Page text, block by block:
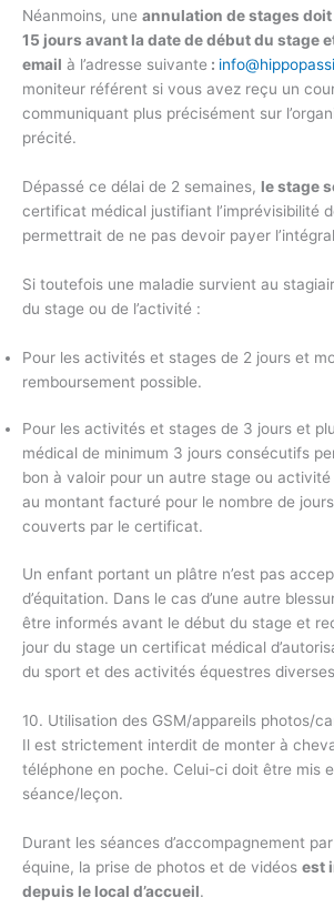
Néanmoins, une annulation de stages
15 jours avant la date de début du stage
email à l’adresse suivante :
moniteur référent si vous avez reçu un
communiquant plus précisément sur
précité.
Dépassé ce délai de 2 semaines, le stage
certificat médical justifiant l’imprévisibilité
permettrait de ne pas devoir payer
Si toutefois une maladie survient au
du stage ou de l’activité :
Pour les activités et stages de 2 jours et
remboursement possible.
Pour les activités et stages de 3 jours et
médical de minimum 3 jours consécutifs
bon à valoir pour un autre stage ou activité
au montant facturé pour le nombre de jours
couverts par le certificat.
Un enfant portant un plâtre n’est pas
d’équitation. Dans le cas d’une autre
être informés avant le début du stage et
jour du stage un certificat médical
du sport et des activités équestres
10. Utilisation des GSM/appareils photos/
Il est strictement interdit de monter à
téléphone en poche. Celui-ci doit être mis
séance/leçon.
Durant les séances d’accompagnement
équine, la prise de photos et de vidéos est
depuis le local d’accueil.